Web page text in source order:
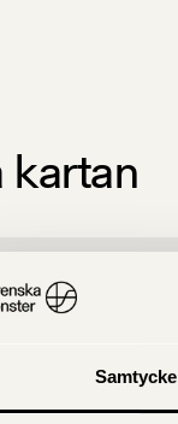
Samtycke
kartan